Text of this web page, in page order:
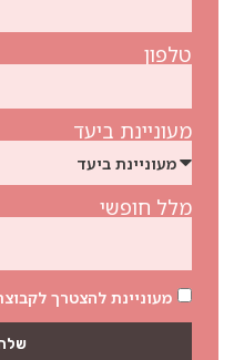
טלפון
מעוניינת ביעד
מלל חופשי
מעוניינת להצטרך